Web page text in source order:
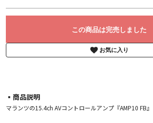
この商品は完売しました
お気に入り
▪︎商品説明
マランツの15.4ch AVコントロールアンプ『AMP10 FB』